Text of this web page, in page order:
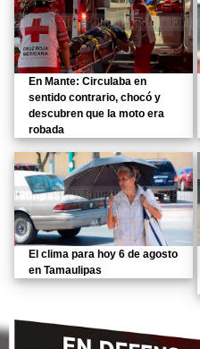
En Mante: Circulaba en
sentido contrario, chocó y
descubren que la moto era
robada
El clima para hoy 6 de agosto
en Tamaulipas